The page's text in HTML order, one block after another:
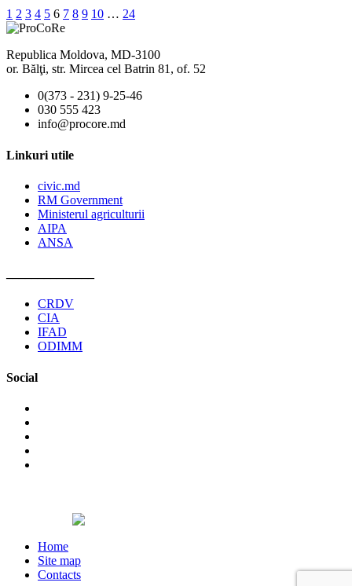
1 2 3 4 5 6 7 8 9 10 … 24
Republica Moldova, MD-3100
or. Bălţi, str. Mircea cel Batrin 81, of. 52
0(373 - 231) 9-25-46
030 555 423
info@procore.md
Linkuri utile
civic.md
RM Government
Ministerul agriculturii
AIPA
ANSA
CRDV
CIA
IFAD
ODIMM
Social
Home
Site map
Contacts